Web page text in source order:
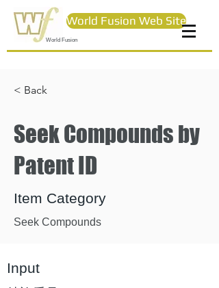
World Fusion
World Fusion Web Site
< Back
Seek Compounds by
Patent ID
Item Category
Seek Compounds
Input